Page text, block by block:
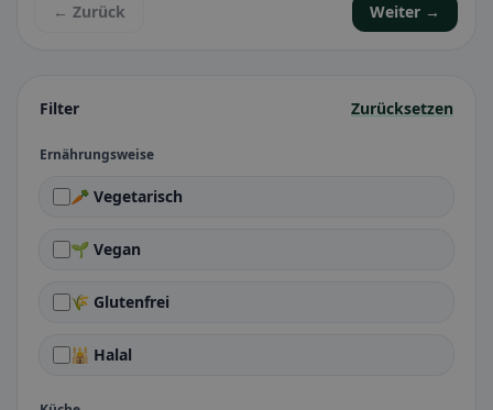
Filter Zurücksetzen
Ernährungsweise
🥕 Vegetarisch
🌱 Vegan
🌾 Glutenfrei
🕌 Halal
← Zurück Weiter →